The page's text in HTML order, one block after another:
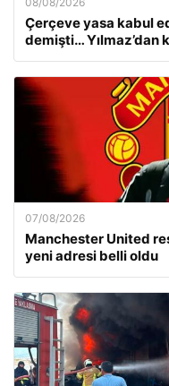
Çerçeve yasa kabul
demişti… Yılmaz’dan
07/08/2026
Manchester United
yeni adresi belli oldu